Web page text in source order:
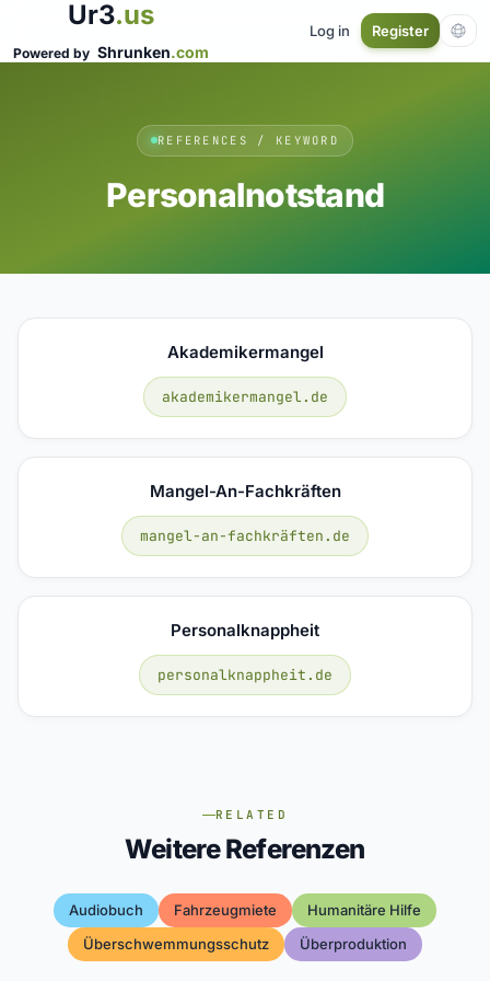
Ur3.us
Powered by Shrunken.com
Log in Register
REFERENCES / KEYWORD
Personalnotstand
Akademikermangel
akademikermangel.de
Mangel-An-Fachkräften
mangel-an-fachkräften.de
Personalknappheit
personalknappheit.de
RELATED
Weitere Referenzen
Audiobuch Fahrzeugmiete
Humanitäre Hilfe
Überschwemmungsschutz
Überproduktion